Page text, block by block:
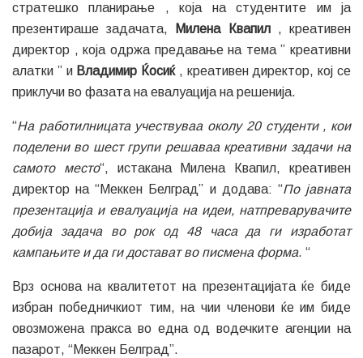
стратешко планирање , која на студентите им ја
презентираше задачата,
Милена Квапил, креативен
директор , која одржа предавање на тема ” креативни
алатки ” и Владимир Ќосиќ, креативен директор, кој се
приклучи во фазата на евалуација на решенија.
“На работилницата учествуваа околу 20 студенти , кои
поделени во шест групи решаваа креативни задачи на
самото место“, истакана Милена Квапил, креативен
директор на “Меккен Белград” и додава: “По јавната
презентација и евалуација на идеи, натпреварувачите
добија задача во рок од 48 часа да ги изработат
кампањите и да ги достават во писмена форма. “
Врз основа на квалитетот на презентацијата ќе биде
избран победничкиот тим, на чии членови ќе им биде
овозможена пракса во една од водечките агенции на
пазарот, “Меккен Белград”.